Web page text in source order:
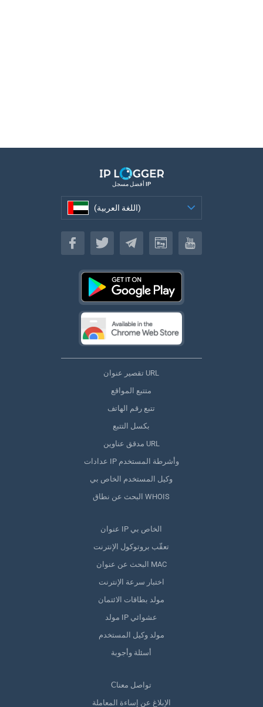
أفضل مسجل IP
(اللغة العربية)
(اللغة العربية)
تقصير عنوان URL
متتبع المواقع
تتبع رقم الهاتف
بكسل التتبع
مدقق عناوين URL
عدادات IP وأشرطة المستخدم
وكيل المستخدم الخاص بي
البحث عن نطاق WHOIS
عنوان IP الخاص بي
تعقّب بروتوكول الإنترنت
البحث عن عنوان MAC
اختبار سرعة الإنترنت
مولد بطاقات الائتمان
مولد IP عشوائي
مولد وكيل المستخدم
أسئلة وأجوبة
Сتواصل معنا
الإبلاغ عن إساءة المعاملة